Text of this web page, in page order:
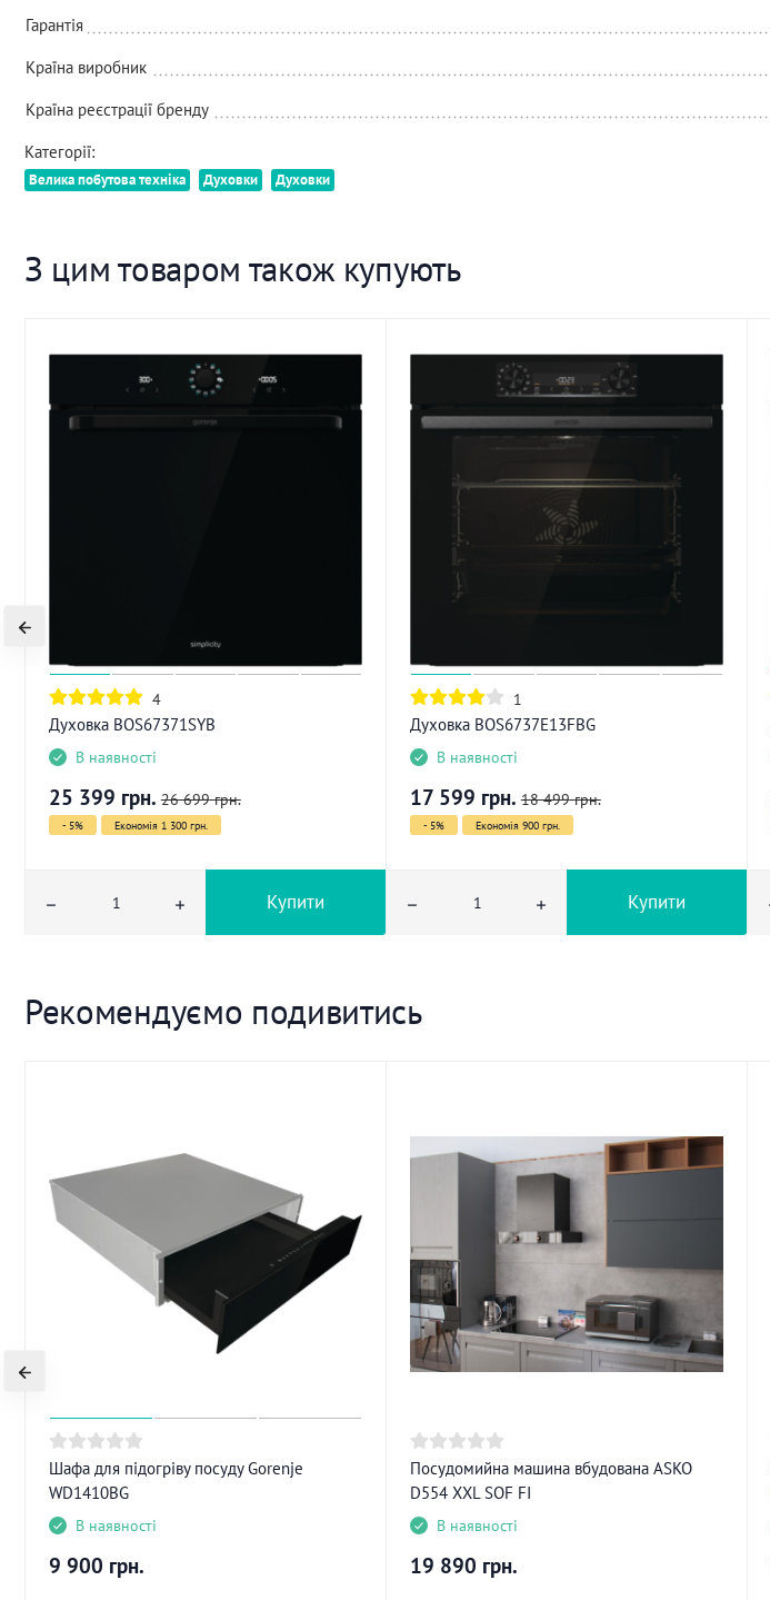
Гарантія
Країна виробник
Країна реєстрації бренду
Категорії:
Велика побутова техніка Духовки Духовки
З цим товаром також купують
4
Духовка BOS67371SYB
В наявності
25 399 грн. 26 699 грн.
- 5% Економія 1 300 грн.
Купити
1
Духовка BOS6737E13FBG
В наявності
17 599 грн. 18 499 грн.
- 5% Економія 900 грн.
Купити
Рекомендуємо подивитись
Шафа для підогріву посуду Gorenje
WD1410BG
В наявності
9 900 грн.
Посудомийна машина вбудована ASKO
D554 XXL SOF FI
В наявності
19 890 грн.